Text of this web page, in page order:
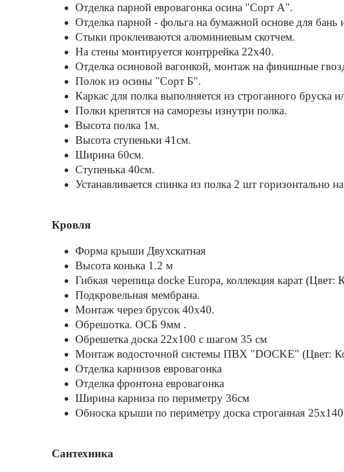
Отделка парной евровагонка осина "Сорт А".
Отделка парной - фольга на бумажной основе для бань
Стыки проклеиваются алюминиевым скотчем.
На стены монтируется контррейка 22х40.
Отделка осиновой вагонкой, монтаж на финишные
Полок из осины "Cорт Б".
Каркас для полка выполняется из строганного бруска
Полки крепятся на саморезы изнутри полка.
Высота полка 1м.
Высота ступеньки 41см.
Ширина 60см.
Ступенька 40см.
Устанавливается спинка из полка 2 шт горизонтально
Кровля
Форма крыши Двухскатная
Высота конька 1.2 м
Гибкая черепица docke Europa, коллекция карат (Цвет:
Подкровельная мембрана.
Монтаж через брусок 40x40.
Обрешотка. ОСБ 9мм .
Обрешетка доска 22х100 с шагом 35 см
Монтаж водосточной системы ПВХ "DOCKE" (Цвет:
Отделка карнизов евровагонка
Отделка фронтона евровагонка
Ширина карниза по периметру 36см
Обноска крыши по периметру доска строганная
Сантехника